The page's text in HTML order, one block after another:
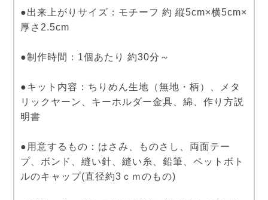
●出来上がりサイズ：モチーフ 約 縦5cm×横5cm×
厚さ2.5cm
●制作時間：1個あたり 約30分～
●キット内容：ちりめん生地（無地・柄）、メタ
リックヤーン、キーホルダー金具、綿、作り方説
明書
●用意するもの：はさみ、ものさし、両面テー
プ、ボンド、縫い針、縫い糸、鉛筆、ペットボト
ルのキャップ(直径約3ｃｍのもの)